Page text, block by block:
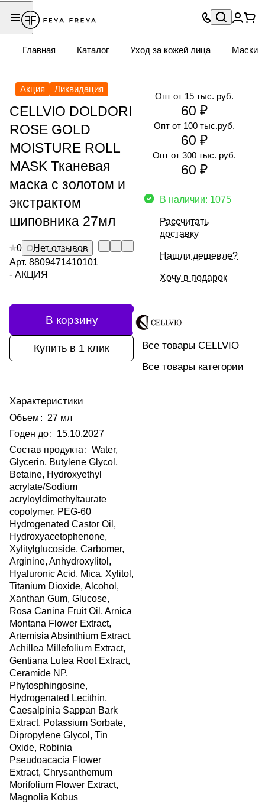
Главная Каталог Уход за кожей лица Маски
Акция Ликвидация
CELLVIO DOLDORI
ROSE GOLD
MOISTURE ROLL
MASK Тканевая
маска с золотом и
экстрактом
шиповника 27мл
0
Нет отзывов
Арт. 8809471410101
- АКЦИЯ
В корзину
Купить в 1 клик
Характеристики
Объем : 27 мл
Годен до: 15.10.2027
Состав продукта : Water,
Glycerin, Butylene Glycol,
Betaine, Hydroxyethyl
acrylate/Sodium
acryloyldimethyltaurate
copolymer, PEG-60
Hydrogenated Castor Oil,
Hydroxyacetophenone,
Xylitylglucoside, Carbomer,
Arginine, Anhydroxylitol,
Hyaluronic Acid, Mica, Xylitol,
Titanium Dioxide, Alcohol,
Xanthan Gum, Glucose,
Rosa Canina Fruit Oil, Arnica
Montana Flower Extract,
Artemisia Absinthium Extract,
Achillea Millefolium Extract,
Gentiana Lutea Root Extract,
Ceramide NP,
Phytosphingosine,
Hydrogenated Lecithin,
Caesalpinia Sappan Bark
Extract, Potassium Sorbate,
Dipropylene Glycol, Tin
Oxide, Robinia
Pseudoacacia Flower
Extract, Chrysanthemum
Morifolium Flower Extract,
Magnolia Kobus
Опт от 300 тыс. руб.
60 ₽
Опт от 15 тыс. руб.
60 ₽
Опт от 100 тыс.руб.
60 ₽
В наличии: 1075
Рассчитать
доставку
Нашли дешевле?
Хочу в подарок
Все товары CELLVIO
Все товары категории